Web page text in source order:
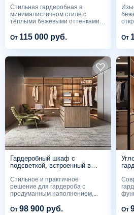
Стильная гардеробная в
минималистичном стиле с
тёплыми бежевыми оттенками
От 115 000 руб. От
Гардеробный шкаф с
подсветкой, встроенный в
Стильное и практичное
решение для гардероба с
продуманным наполнением,...
От 98 900 руб. От